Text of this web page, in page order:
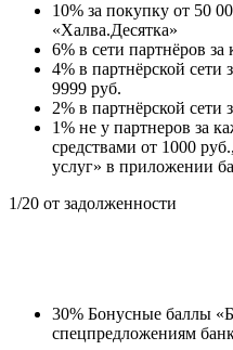
10% за покупку от 50
«Халва.Десятка»
6% в сети партнёров
4% в партнёрской
9999 руб.
2% в партнёрской
1% не у партнеров за
средствами от 1000
услуг» в приложении
1/20 от задолженности
30% Бонусные баллы
спецпредложениям